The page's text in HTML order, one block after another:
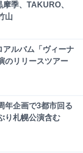
季、TAKURO、
山
ルバム「ヴィーナ
のリリースツアー
年企画で3都市回る
り札幌公演含む